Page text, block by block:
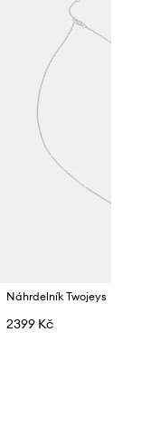
Náhrdelník Twojeys
2399 Kč